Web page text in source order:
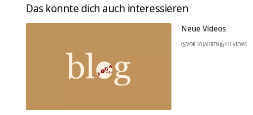
Das könnte dich auch interessieren
Neue Videos
VOR 10 JAHREN 411 VIEWS